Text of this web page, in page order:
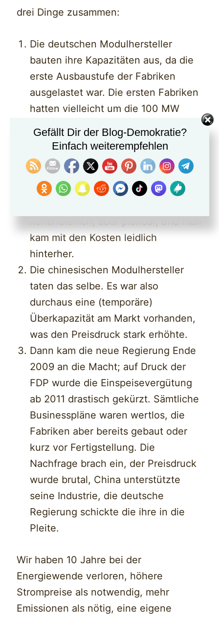
drei Dinge zusammen:
Die deutschen Modulhersteller
bauten ihre Kapazitäten aus, da die
erste Ausbaustufe der Fabriken
ausgelastet war. Die ersten Fabriken
hatten vielleicht um die 100 MW
war, nach dem Wachstum in den
2000ern, bei praktisch allen deutlich
höher. Man richtete sich auf
weiteres Wachstum ein, die
kam mit den Kosten leidlich
hinterher.
Die chinesischen Modulhersteller
taten das selbe. Es war also
durchaus eine (temporäre)
Überkapazität am Markt vorhanden,
was den Preisdruck stark erhöhte.
Dann kam die neue Regierung Ende
2009 an die Macht; auf Druck der
FDP wurde die Einspeisevergütung
ab 2011 drastisch gekürzt. Sämtliche
Businesspläne waren wertlos, die
Fabriken aber bereits gebaut oder
kurz vor Fertigstellung. Die
Nachfrage brach ein, der Preisdruck
wurde brutal, China unterstützte
seine Industrie, die deutsche
Regierung schickte die ihre in die
Pleite.
Wir haben 10 Jahre bei der
Energiewende verloren, höhere
Strompreise als notwendig, mehr
Emissionen als nötig, eine eigene
Gefällt Dir der Blog-Demokratie?
Einfach weiterempfehlen